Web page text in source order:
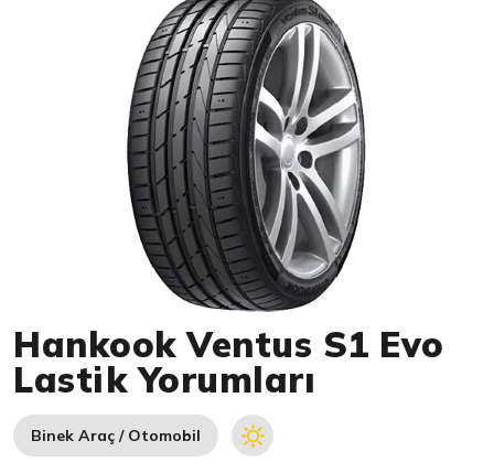
Hankook Ventus S1 Evo
Lastik Yorumları
Binek Araç / Otomobil